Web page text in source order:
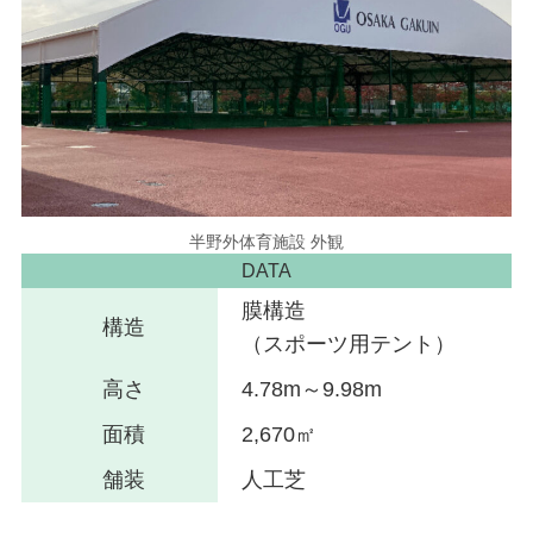
半野外体育施設 外観
DATA
構造
膜構造
（スポーツ用テント）
高さ
4.78m～9.98m
面積
2,670㎡
舗装
人工芝